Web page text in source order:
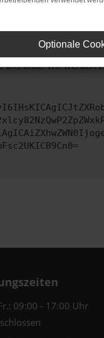
dem neuesten
auch dazu
bitte. Wir werden
09:00 - 17:00 Uhr
Optionale